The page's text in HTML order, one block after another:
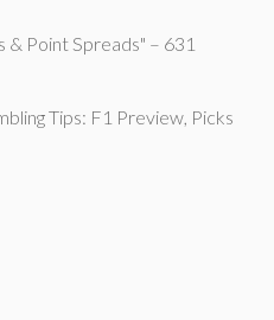
& Point Spreads" – 631
Tips: F1 Preview, Picks